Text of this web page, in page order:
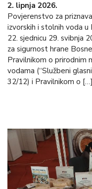
2. lipnja 2026.
Povjerenstvo za
izvorskih i stolnih voda
22. sjednicu 29. svibnja
za sigurnost hrane
Pravilnikom o prirodnim
vodama (“Službeni
32/12) i Pravilnikom o […]